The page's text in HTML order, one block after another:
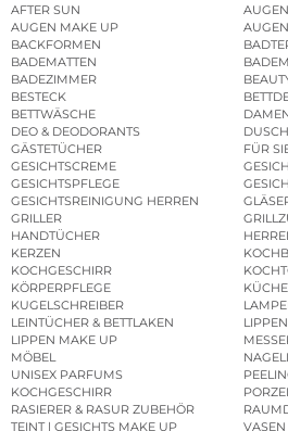
AFTER SUN
AUGEN MAKE UP
BACKFORMEN
BADEMATTEN
BADEZIMMER
BESTECK
BETTWÄSCHE
DEO & DEODORANTS
GÄSTETÜCHER
FÜR
GESICHTSCREME
GESICHTSPFLEGE
GESICHTSREINIGUNG HERREN
GLÄSER
GRILLER
HANDTÜCHER
KERZEN
KOCHGESCHIRR
KÖRPERPFLEGE
KUGELSCHREIBER
LEINTÜCHER & BETTLAKEN
LIPPEN MAKE UP
MESSER
MÖBEL
UNISEX PARFUMS
KOCHGESCHIRR
RASIERER & RASUR ZUBEHÖR